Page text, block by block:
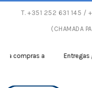
T. +351 252 631 145 /
(CHAMADA
compras a
Entregas